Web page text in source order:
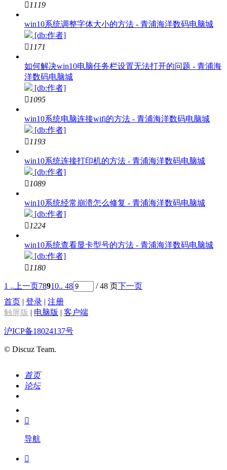
 1119
win10系统调整字体大小的方法 - 青浦海洋数码电脑城
[db:作者]
 1171
如何解决win10电脑任务栏设置无法打开的问题 - 青浦海
洋数码电脑城
[db:作者]
 1095
win10系统电脑连接wifi的方法 - 青浦海洋数码电脑城
[db:作者]
 1193
win10系统连接打印机的方法 - 青浦海洋数码电脑城
[db:作者]
 1089
win10系统经常崩溃怎么修复 - 青浦海洋数码电脑城
[db:作者]
 1224
win10系统查看显卡型号的方法 - 青浦海洋数码电脑城
[db:作者]
 1180
1 .. 上一页78910.. 48 / 48 页下一页
首页 | 登录 | 注册
触屏版 | 电脑版 | 客户端
沪ICP备18024137号
© Discuz Team.
首页
论坛
我的

导航
